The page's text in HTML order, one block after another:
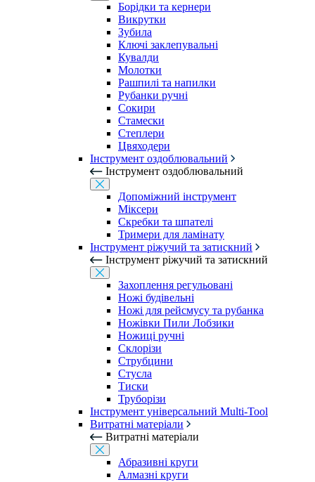
Борідки та кернери
Викрутки
Зубила
Ключі заклепувальні
Кувалди
Молотки
Рашпилі та напилки
Рубанки ручні
Сокири
Стамески
Степлери
Цвяходери
Інструмент оздоблювальний
Інструмент оздоблювальний
Допоміжний інструмент
Міксери
Скребки та шпателі
Тримери для ламінату
Інструмент ріжучий та затискний
Інструмент ріжучий та затискний
Захоплення регульовані
Ножі будівельні
Ножі для рейсмусу та рубанка
Ножівки Пили Лобзики
Ножиці ручні
Склорізи
Струбцини
Стусла
Тиски
Труборізи
Інструмент універсальний Multi-Tool
Витратні матеріали
Витратні матеріали
Абразивні круги
Алмазні круги